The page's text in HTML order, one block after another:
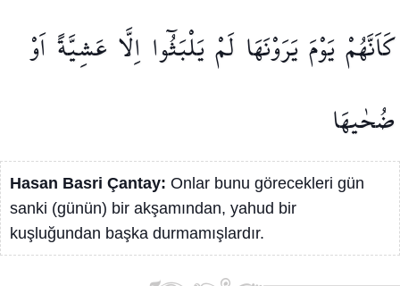
كَاَنَّهُمْيَوْمَيَرَوْنَهَا لَمْيَلْبَثُٓوا اِلَّا عَشِيَّةًاَوْ
ضُحٰيهَا
Hasan Basri Çantay: Onlar bunu görecekleri gün
sanki (günün) bir akşamından, yahud bir
kuşluğundan başka durmamışlardır.